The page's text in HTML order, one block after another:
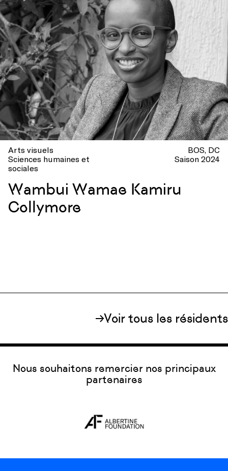
Arts visuels
Sciences humaines et
sociales
BOS DC
Saison 2024
Wambui Wamae Kamiru
Collymore
Voir tous les résidents
Nous souhaitons remercier nos principaux
partenaires